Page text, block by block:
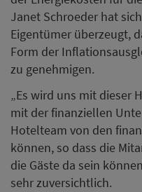
Janet Schroeder hat
Eigentümer überzeugt,
Form der
zu genehmigen.
„Es wird uns mit dieser
mit der finanziellen
Hotelteam von den
können, so dass die
die Gäste da sein
sehr zuversichtlich.